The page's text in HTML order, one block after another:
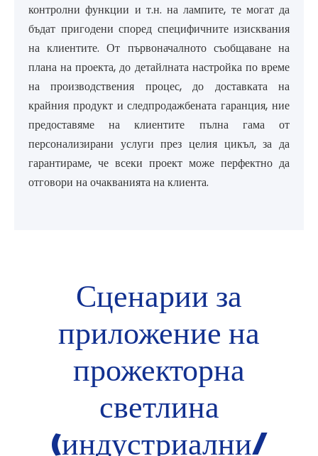
контролни функции и т.н. на лампите, те могат да
бъдат пригодени според специфичните изисквания
на клиентите. От първоначалното съобщаване на
плана на проекта, до детайлната настройка по време
на производствения процес, до доставката на
крайния продукт и следпродажбената гаранция, ние
предоставяме на клиентите пълна гама от
персонализирани услуги през целия цикъл, за да
гарантираме, че всеки проект може перфектно да
отговори на очакванията на клиента.
Сценарии за
приложение на
прожекторна
светлина
(индустриални/